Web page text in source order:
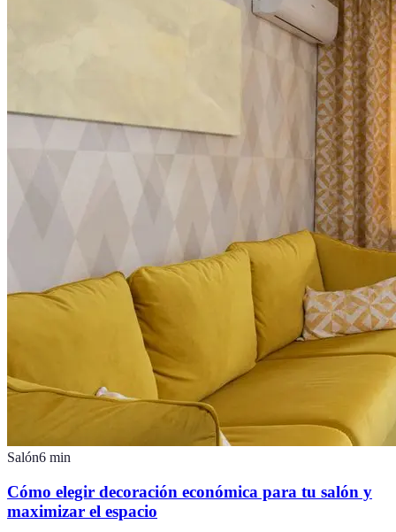
Salón6 min
Cómo elegir decoración económica para tu salón y
maximizar el espacio